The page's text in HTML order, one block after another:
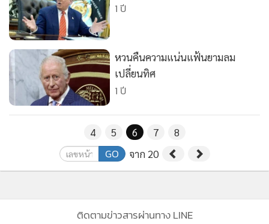
• Gotomanager 1 ปี
หวนคืนความแน่นแฟ้นยามลม
เปลี่ยนทิศ
1 ปี
4 5 6 7 8
GO จาก 20
ติดตามข่าวสารผ่านทาง LINE